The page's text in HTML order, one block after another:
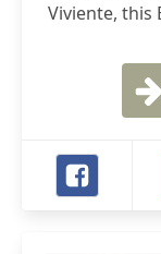
Viviente, this